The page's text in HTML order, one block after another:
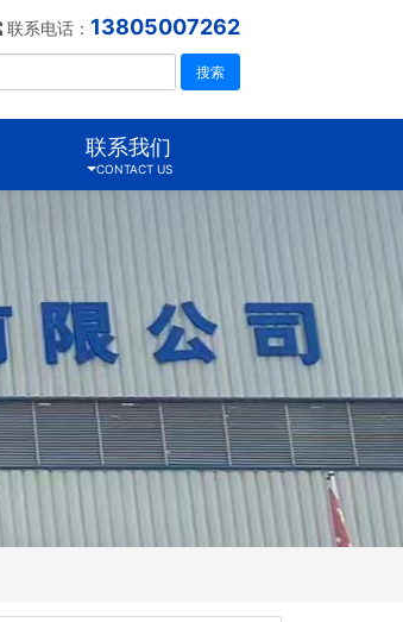
联系电话： 13805007262
搜索
联系我们
CONTACT US